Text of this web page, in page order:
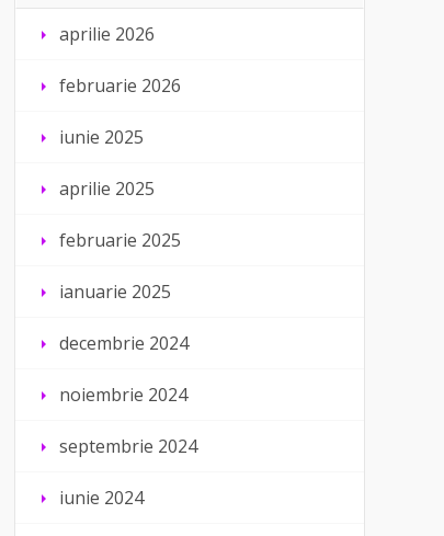
aprilie 2026
februarie 2026
iunie 2025
aprilie 2025
februarie 2025
ianuarie 2025
decembrie 2024
noiembrie 2024
septembrie 2024
iunie 2024